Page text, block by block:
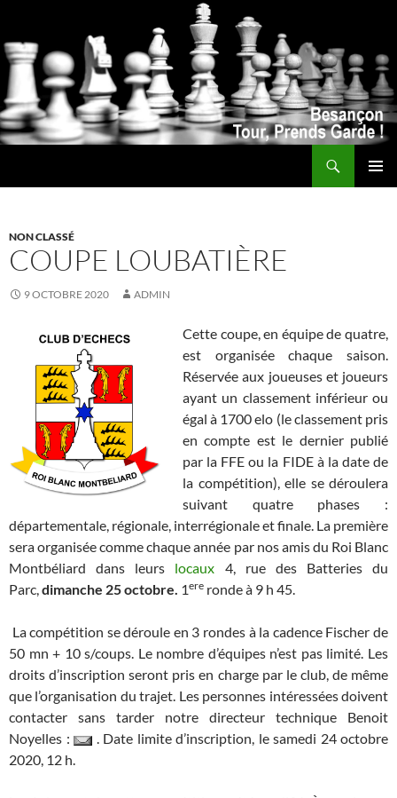
NON CLASSÉ
COUPE LOUBATIÈRE
9 OCTOBRE 2020 ADMIN
Cette coupe, en équipe de quatre,
est organisée chaque saison.
Réservée aux joueuses et joueurs
ayant un classement inférieur ou
égal à 1700 elo (le classement pris
en compte est le dernier publié
par la FFE ou la FIDE à la date de
la compétition), elle se déroulera
suivant quatre phases :
départementale, régionale, interrégionale et finale. La première
sera organisée comme chaque année par nos amis du Roi Blanc
Montbéliard dans leurs locaux 4, rue des Batteries du
Parc,dimanche 25 octobre. 1ere ronde à 9 h 45.
La compétition se déroule en 3 rondes à la cadence Fischer de
50 mn + 10 s/coups. Le nombre d’équipes n’est pas limité. Les
droits d’inscription seront pris en charge par le club, de même
que l’organisation du trajet. Les personnes intéressées doivent
contacter sans tarder notre directeur technique Benoit
Noyelles :
. Date limite d’inscription, le samedi 24 octobre
2020, 12 h.